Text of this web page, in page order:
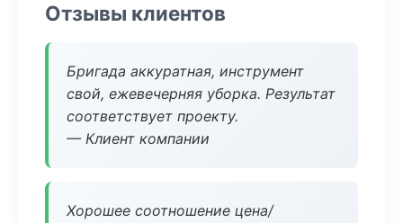
Отзывы клиентов
Бригада аккуратная, инструмент
свой, ежевечерняя уборка. Результат
соответствует проекту.
— Клиент компании
Хорошее соотношение цена/